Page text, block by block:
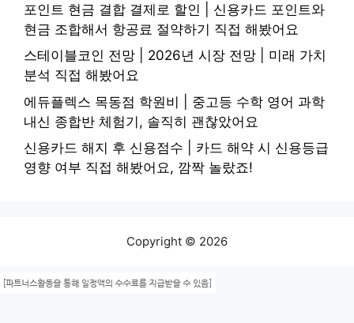
포인트 현금 결합 결제로 할인 | 신용카드 포인트와
현금 조합해서 항공료 절약하기 직접 해봤어요
스테이블코인 전망 | 2026년 시장 전망 | 미래 가치
분석 직접 해봤어요
에듀플렉스 목동점 학원비 | 중고등 수학 영어 과학
내신 종합반 체험기, 솔직히 괜찮았어요
신용카드 해지 후 신용점수 | 카드 해약 시 신용등급
영향 여부 직접 해봤어요, 깜짝 놀랐죠!
Copyright © 2026